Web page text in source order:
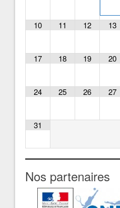
10 11 12 13
17 18 19 20
24 25 26 27
31
Nos partenaires